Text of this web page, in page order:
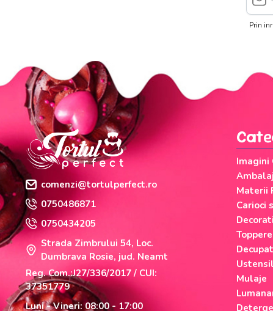
Prin
comenzi@tortulperfect.ro
0750486871
0750434205
Strada Zimbrului 54, Loc.
Dumbrava Rosie, jud. Neamt
Reg. Com.:J27/336/2017 / CUI:
37351779
Luni - Vineri: 08:00 - 17:00
Imagini
Materii
Carioci
Mulaje